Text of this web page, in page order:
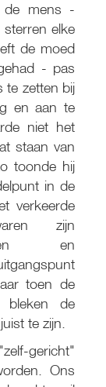
de mens -
elke
de moed
- pas
te zetten bij
en aan te
niet het
staan van
toonde hij
in de
verkeerde
zijn
en
toen de
bleken de
te zijn.
gericht"
Ons